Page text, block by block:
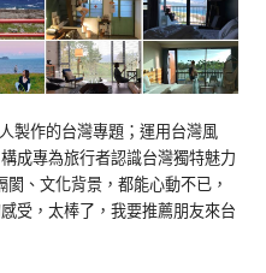
製作的台灣專題；運用台灣風
成專為旅行者認識台灣獨特魅力
閡、文化背景，都能心動不已，
受，太棒了，我要推薦朋友來台